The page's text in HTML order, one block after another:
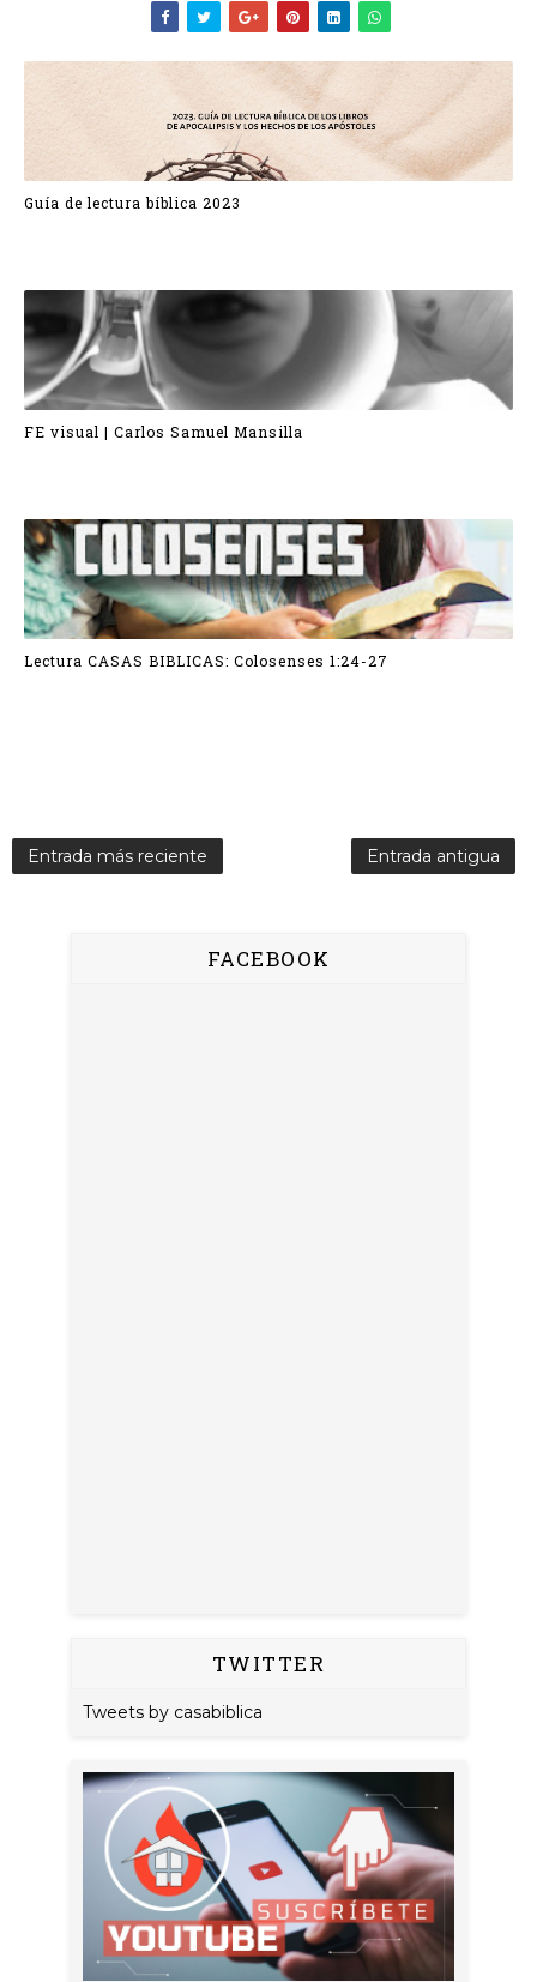
Guía de lectura bíblica 2023
FE visual | Carlos Samuel Mansilla
Lectura CASAS BIBLICAS: Colosenses 1:24-27
Entrada más reciente Entrada antigua
FACEBOOK
TWITTER
Tweets by casabiblica